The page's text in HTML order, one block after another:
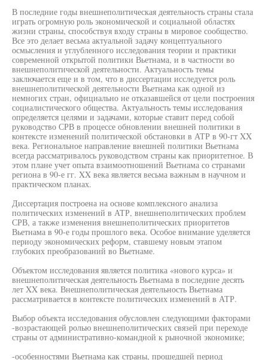
В последние годы внешнеполитическая деятельность страны стала
играть огромную роль экономической и социальной областях
жизни страны, способствуя входу страны в мировое сообщество.
Все это делает весьма актуальной задачу концептуального
осмысления и углубленного исследования теории и практики
современной открытой политики Вьетнама, и в частности во
внешнеполитической деятельности. Актуальность темы
заключается еще и в том, что в диссертации исследуется роль
внешнеполитической деятельности Вьетнама как одной из
немногих стран, официально не отказавшейся от цели построения
социалистического общества. Актуальность темы исследования
определяется целями и задачами, которые ставит перед собой
руководство СРВ в процессе обновлении внешней политики в
контексте изменений политической обстановки в АТР в 90-гт XX
века. Региональное направление внешней политики Вьетнама
всегда рассматривалось руководством страны как приоритетное. В
этом плане учет опыта взаимоотношений Вьетнама со странами
региона в 90-е гг. XX века является весьма важным в научном и
практическом планах.
Диссертация построена на основе комплексного анализа
политических изменений в АТР, внешнеполитических проблем
СРВ, а также изменения внешнеполитических приоритетов
Вьетнама в 90-е годы прошлого века. Особое внимание уделяется
периоду экономических реформ, ставшему новым этапом
глубоких преобразований во Вьетнаме.
Объектом исследования является политика «нового курса» и
внешнеполитическая деятельность Вьетнама в последние десять
лет XX века. Внешнеполитическая деятельность Вьетнама
рассматривается в контексте политических изменений в АТР.
Выбор объекта исследования обусловлен следующими факторами
-возрастающей ролью внешнеполитических связей при переходе
страны от административно-командной к рыночной экономике;
-особенностями Вьетнама как страны, прошедшей период